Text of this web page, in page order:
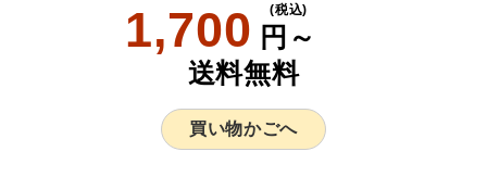
1,700 円～
(税込)
送料無料
買い物かごへ